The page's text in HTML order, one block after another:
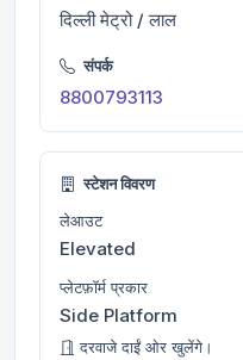
दिल्ली मेट्रो / लाल
संपर्क
8800793113
स्टेशन विवरण
लेआउट
Elevated
प्लेटफ़ॉर्म प्रकार
Side Platform
दरवाजे दाईं ओर खुलेंगे।